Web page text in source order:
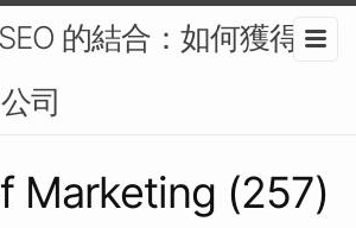
的結合：如何獲得最
司
Marketing (257)